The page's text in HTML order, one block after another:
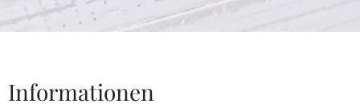
Informationen